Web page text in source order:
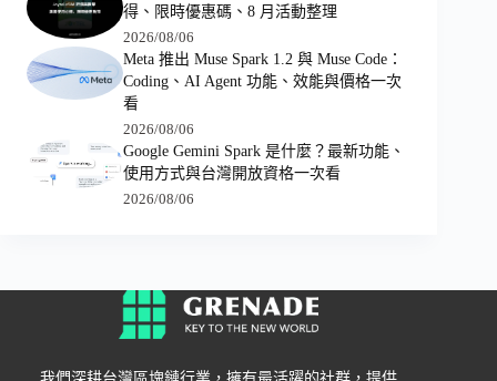
得、限時優惠碼、8 月活動整理
2026/08/06
Meta 推出 Muse Spark 1.2 與 Muse Code：
Coding、AI Agent 功能、效能與價格一次
看
2026/08/06
Google Gemini Spark 是什麼？最新功能、
使用方式與台灣開放資格一次看
2026/08/06